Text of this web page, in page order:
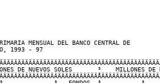
MENSUAL DEL BANCO CENTRAL DE
1993 - 97
NUEVOS SOLES       ³    MILLONES DE